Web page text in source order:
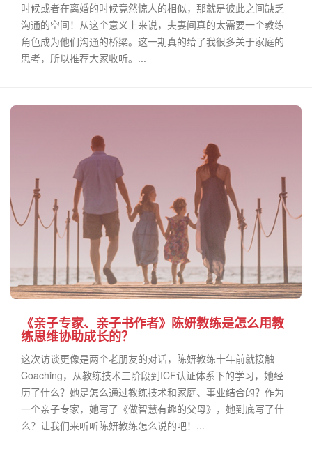
时候或者在离婚的时候竟然惊人的相似，那就是彼此之间缺乏
沟通的空间！从这个意义上来说，夫妻间真的太需要一个教练
角色成为他们沟通的桥梁。这一期真的给了我很多关于家庭的
思考，所以推荐大家收听。...
《亲子专家、亲子书作者》陈妍教练是怎么用教
练思维协助成长的？
这次访谈更像是两个老朋友的对话，陈妍教练十年前就接触
Coaching，从教练技术三阶段到ICF认证体系下的学习，她经
历了什么？她是怎么通过教练技术和家庭、事业结合的？作为
一个亲子专家，她写了《做智慧有趣的父母》，她到底写了什
么？让我们来听听陈妍教练怎么说的吧！...